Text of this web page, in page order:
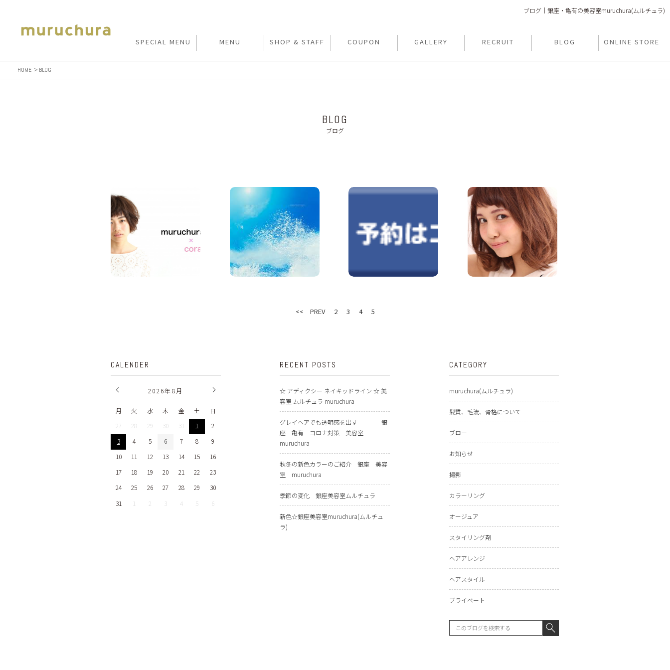
ブログ｜銀座・亀有の美容室muruchura(ムルチュラ)
SPECIAL MENU MENU SHOP & STAFF COUPON GALLERY RECRUIT BLOG ONLINE STORE
HOME BLOG
BLOG
ブログ
<< PREV 2 3 4 5
CALENDER
2026年8月
月 火 水 木 金 土
日
27
28 29 30 31 1
2
3
4 5 6 7 8
9
10
11 12 13 14 15
16
17
18 19 20 21 22
23
24
25 26 27 28 29
30
31
1 2 3 4 5 6
RECENT POSTS
☆ アディクシー ネイキッドライン ☆ 美
容室 ムルチュラ muruchura
グレイヘアでも透明感を出す 銀
座 亀有 コロナ対策 美容室
muruchura
秋冬の新色カラーのご紹介 銀座 美容
室 muruchura
季節の変化 銀座美容室ムルチュラ
新色☆銀座美容室muruchura(ムルチュ
ラ)
CATEGORY
muruchura(ムルチュラ)
髪質、毛流、骨格について
ブロー
お知らせ
撮影
カラーリング
オージュア
スタイリング剤
ヘアアレンジ
ヘアスタイル
プライベート